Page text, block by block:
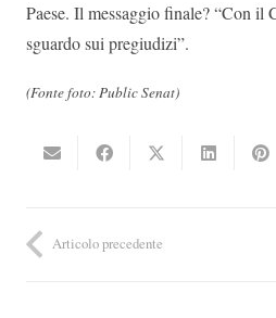
Paese. Il messaggio finale? “Con il
sguardo sui pregiudizi”.
(Fonte foto: Public Senat)
Articolo precedente